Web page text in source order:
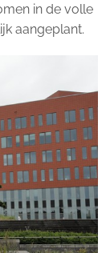
in de volle
aangeplant.